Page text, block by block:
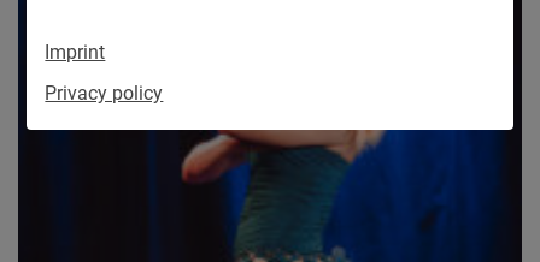
Imprint
Privacy policy